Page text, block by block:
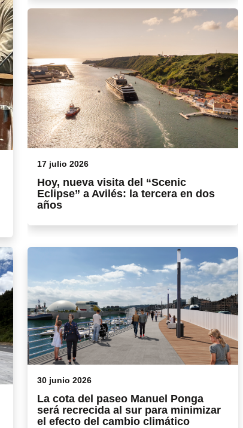
17 julio 2026
Hoy, nueva visita del “Scenic
Eclipse” a Avilés: la tercera en dos
años
30 junio 2026
La cota del paseo Manuel Ponga
será recrecida al sur para minimizar
el efecto del cambio climático